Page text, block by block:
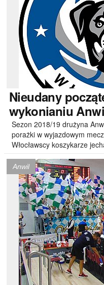
Nieudany
wykonianiu
Sezon 2018/19 drużyna
porażki w wyjazdowym
Włocławscy koszykarze
Anwil